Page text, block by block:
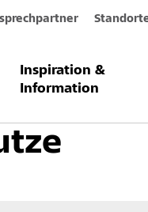
Inspiration &
Information
Fassade